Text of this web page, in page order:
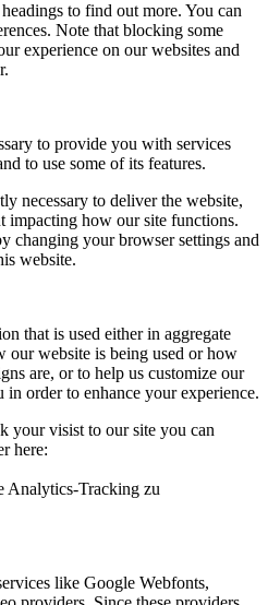
to find out more. You can
Note that blocking some
experience on our websites and
to provide you with services
to use some of its features.
necessary to deliver the website,
impacting how our site functions.
changing your browser settings and
website.
that is used either in aggregate
our website is being used or how
are, or to help us customize our
order to enhance your experience.
your visist to our site you can
here:
Analytics-Tracking zu
like Google Webfonts,